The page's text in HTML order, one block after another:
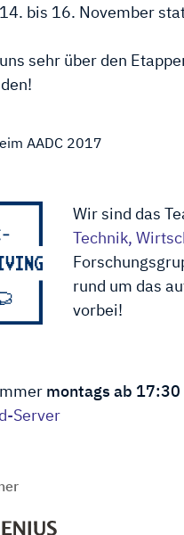
bis 16. November
sehr über den
AADC 2017
Wir sind das
Technik,
rund um das
vorbei!
montags ab 17:30
Server